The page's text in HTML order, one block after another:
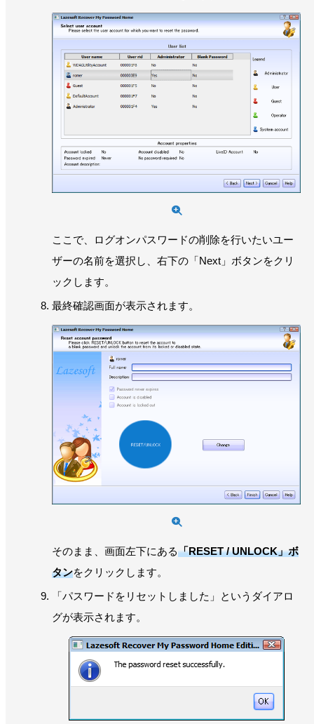
ここで、ログオンパスワードの削除を行いたいユー
ザーの名前を選択し、右下の「Next」ボタンをクリ
ックします。
最終確認画面が表示されます。
そのまま、画面左下にある「RESET / UNLOCK」ボ
タンをクリックします。
「パスワードをリセットしました」というダイアロ
グが表示されます。